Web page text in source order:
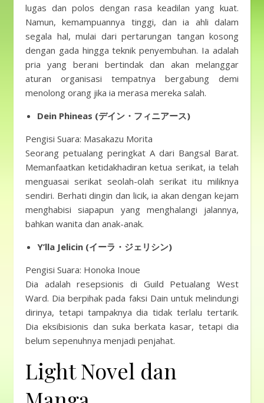
lugas dan polos dengan rasa keadilan yang kuat.
Namun, kemampuannya tinggi, dan ia ahli dalam
segala hal, mulai dari pertarungan tangan kosong
dengan gada hingga teknik penyembuhan. Ia adalah
pria yang berani bertindak dan akan melanggar
aturan organisasi tempatnya bergabung demi
menolong orang jika ia merasa mereka salah.
Dein Phineas (デイン・フィニアース)
Pengisi Suara: Masakazu Morita
Seorang petualang peringkat A dari Bangsal Barat.
Memanfaatkan ketidakhadiran ketua serikat, ia telah
menguasai serikat seolah-olah serikat itu miliknya
sendiri. Berhati dingin dan licik, ia akan dengan kejam
menghabisi siapapun yang menghalangi jalannya,
bahkan wanita dan anak-anak.
Y’lla Jelicin (イーラ・ジェリシン)
Pengisi Suara: Honoka Inoue
Dia adalah resepsionis di Guild Petualang West
Ward. Dia berpihak pada faksi Dain untuk melindungi
dirinya, tetapi tampaknya dia tidak terlalu tertarik.
Dia eksibisionis dan suka berkata kasar, tetapi dia
belum sepenuhnya menjadi penjahat.
Light Novel dan